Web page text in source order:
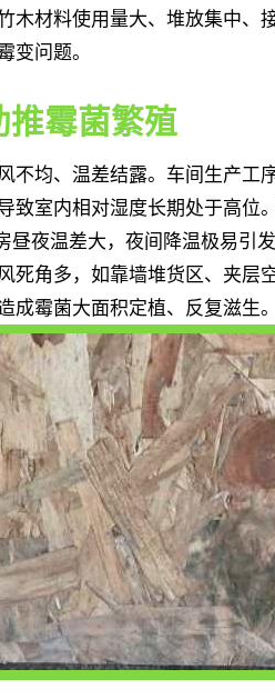
木材料使用量大、堆放集中、
变问题。
霉菌繁殖
不均、温差结露。车间生产工
致室内相对湿度长期处于高
昼夜温差大，夜间降温极易引
角多，如靠墙堆货区、夹层
霉菌大面积定植、反复滋生。